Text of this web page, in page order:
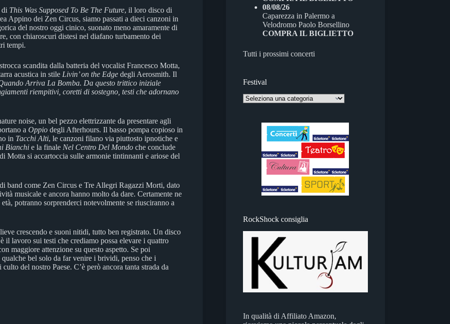
di This Was Supposed To Be The Future, il loro disco di
Appino dei Zen Circus, siamo passati a dieci canzoni in
del nostro oggi cinico, suonato meno amaramente di
con chiaroscuri distesi nel diafano turbamento dei
tempi.
scandita dalla batteria del vocalist Francesco Motta,
acustica in stile Livin’ on the Edge degli Aerosmith. Il
Arriva La Bomba. Da questo trittico iniziale
riempitivi, coretti di sostegno, testi che adornano
noise, un bel pezzo elettrizzante da presentare agli
a Oppio degli Afterhours. Il basso pompa copioso in
in Tacchi Alti, le canzoni filano via piuttosto ipnotiche e
Bianchi e la finale Nel Centro Del Mondo che conclude
Motta si accartoccia sulle armonie tintinnanti e ariose del
band come Zen Circus e Tre Allegri Ragazzi Morti, dato
musicale e ancora hanno molto da dare. Certamente ne
potranno sorprenderci notevolmente se riusciranno a
crescendo e suoni nitidi, tutto ben registrato. Un disco
il lavoro sui testi che crediamo possa elevare i quattro
maggiore attenzione su questo aspetto. Se poi
bel solo da far venire i brividi, penso che i
del nostro Paese. C’è però ancora tanta strada da
08/08/26
Caparezza inPalermo a
Velodromo Paolo Borsellino
COMPRA IL BIGLIETTO
Tutti i prossimi concerti
Festival
RockShock consiglia
In qualità di Affiliato Amazon,